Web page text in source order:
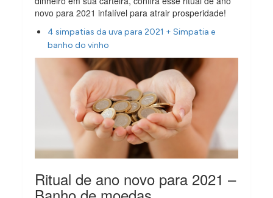
novo para 2021 infalível para atrair prosperidade!
4 simpatias da uva para 2021 + Simpatia e
banho do vinho
Ritual de ano novo para 2021 –